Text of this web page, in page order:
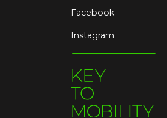
Facebook
Instagram